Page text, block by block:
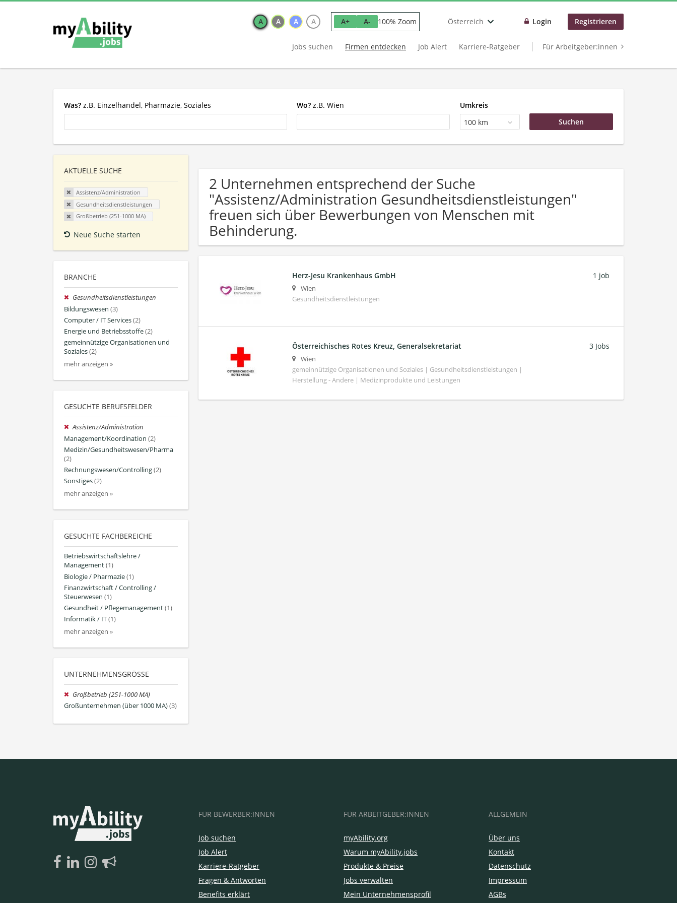
A A A A A+ A- 100% Zoom Österreich Login Registrieren
Jobs suchen Firmen entdecken Job Alert Karriere-Ratgeber Für Arbeitgeber:innen
Was? z.B. Einzelhandel, Pharmazie, Soziales Wo? z.B. Wien
Umkreis
100 km
AKTUELLE SUCHE
Assistenz/Administration
Gesundheitsdienstleistungen
Großbetrieb (251-1000 MA)
Neue Suche starten
BRANCHE
Gesundheitsdienstleistungen
Bildungswesen (3)
Computer / IT Services(2)
Energie und Betriebsstoffe(2)
gemeinnützige Organisationen und
Soziales(2)
mehr anzeigen »
GESUCHTE BERUFSFELDER
Assistenz/Administration
Management/Koordination (2)
Medizin/Gesundheitswesen/Pharma
(2)
Rechnungswesen/Controlling(2)
Sonstiges(2)
mehr anzeigen »
GESUCHTE FACHBEREICHE
Betriebswirtschaftslehre /
Management(1)
Biologie / Pharmazie(1)
Finanzwirtschaft / Controlling /
Steuerwesen (1)
Gesundheit / Pflegemanagement(1)
Informatik / IT(1)
mehr anzeigen »
UNTERNEHMENSGRÖSSE
Großbetrieb (251-1000 MA)
Großunternehmen (über 1000 MA)(3)
2 Unternehmen entsprechend der Suche
"Assistenz/Administration Gesundheitsdienstleistungen"
freuen sich über Bewerbungen von Menschen mit
Behinderung.
Herz-Jesu Krankenhaus GmbH
Wien
Gesundheitsdienstleistungen
1 job
Österreichisches Rotes Kreuz, Generalsekretariat
Wien
gemeinnützige Organisationen und Soziales | Gesundheitsdienstleistungen |
Herstellung - Andere | Medizinprodukte und Leistungen
3 Jobs
FÜR BEWERBER:INNEN
Job suchen
Job Alert
Karriere-Ratgeber
Fragen & Antworten
Benefits erklärt
FÜR ARBEITGEBER:INNEN
myAbility.org
Warum myAbility.jobs
Produkte & Preise
Jobs verwalten
Mein Unternehmensprofil
ALLGEMEIN
Über uns
Kontakt
Datenschutz
Impressum
AGBs